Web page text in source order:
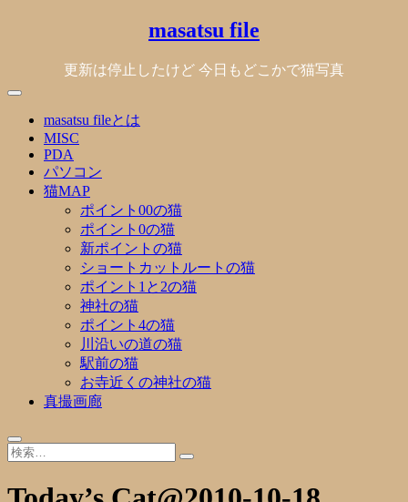
masatsu file
更新は停止したけど 今日もどこかで猫写真
masatsu fileとは
MISC
PDA
パソコン
猫MAP
ポイント00の猫
ポイント0の猫
新ポイントの猫
ショートカットルートの猫
ポイント1と2の猫
神社の猫
ポイント4の猫
川沿いの道の猫
駅前の猫
お寺近くの神社の猫
真撮画廊